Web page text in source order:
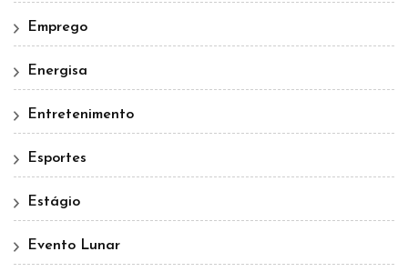
Emprego
Energisa
Entretenimento
Esportes
Estágio
Evento Lunar